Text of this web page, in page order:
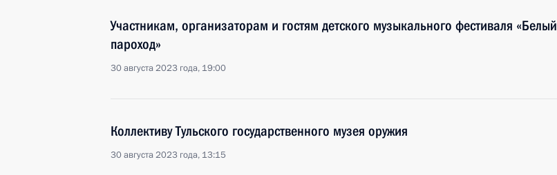
Участникам, организаторам и гостям детского музыкального фестиваля «Белый
пароход»
30 августа 2023 года, 19:00
Коллективу Тульского государственного музея оружия
30 августа 2023 года, 13:15